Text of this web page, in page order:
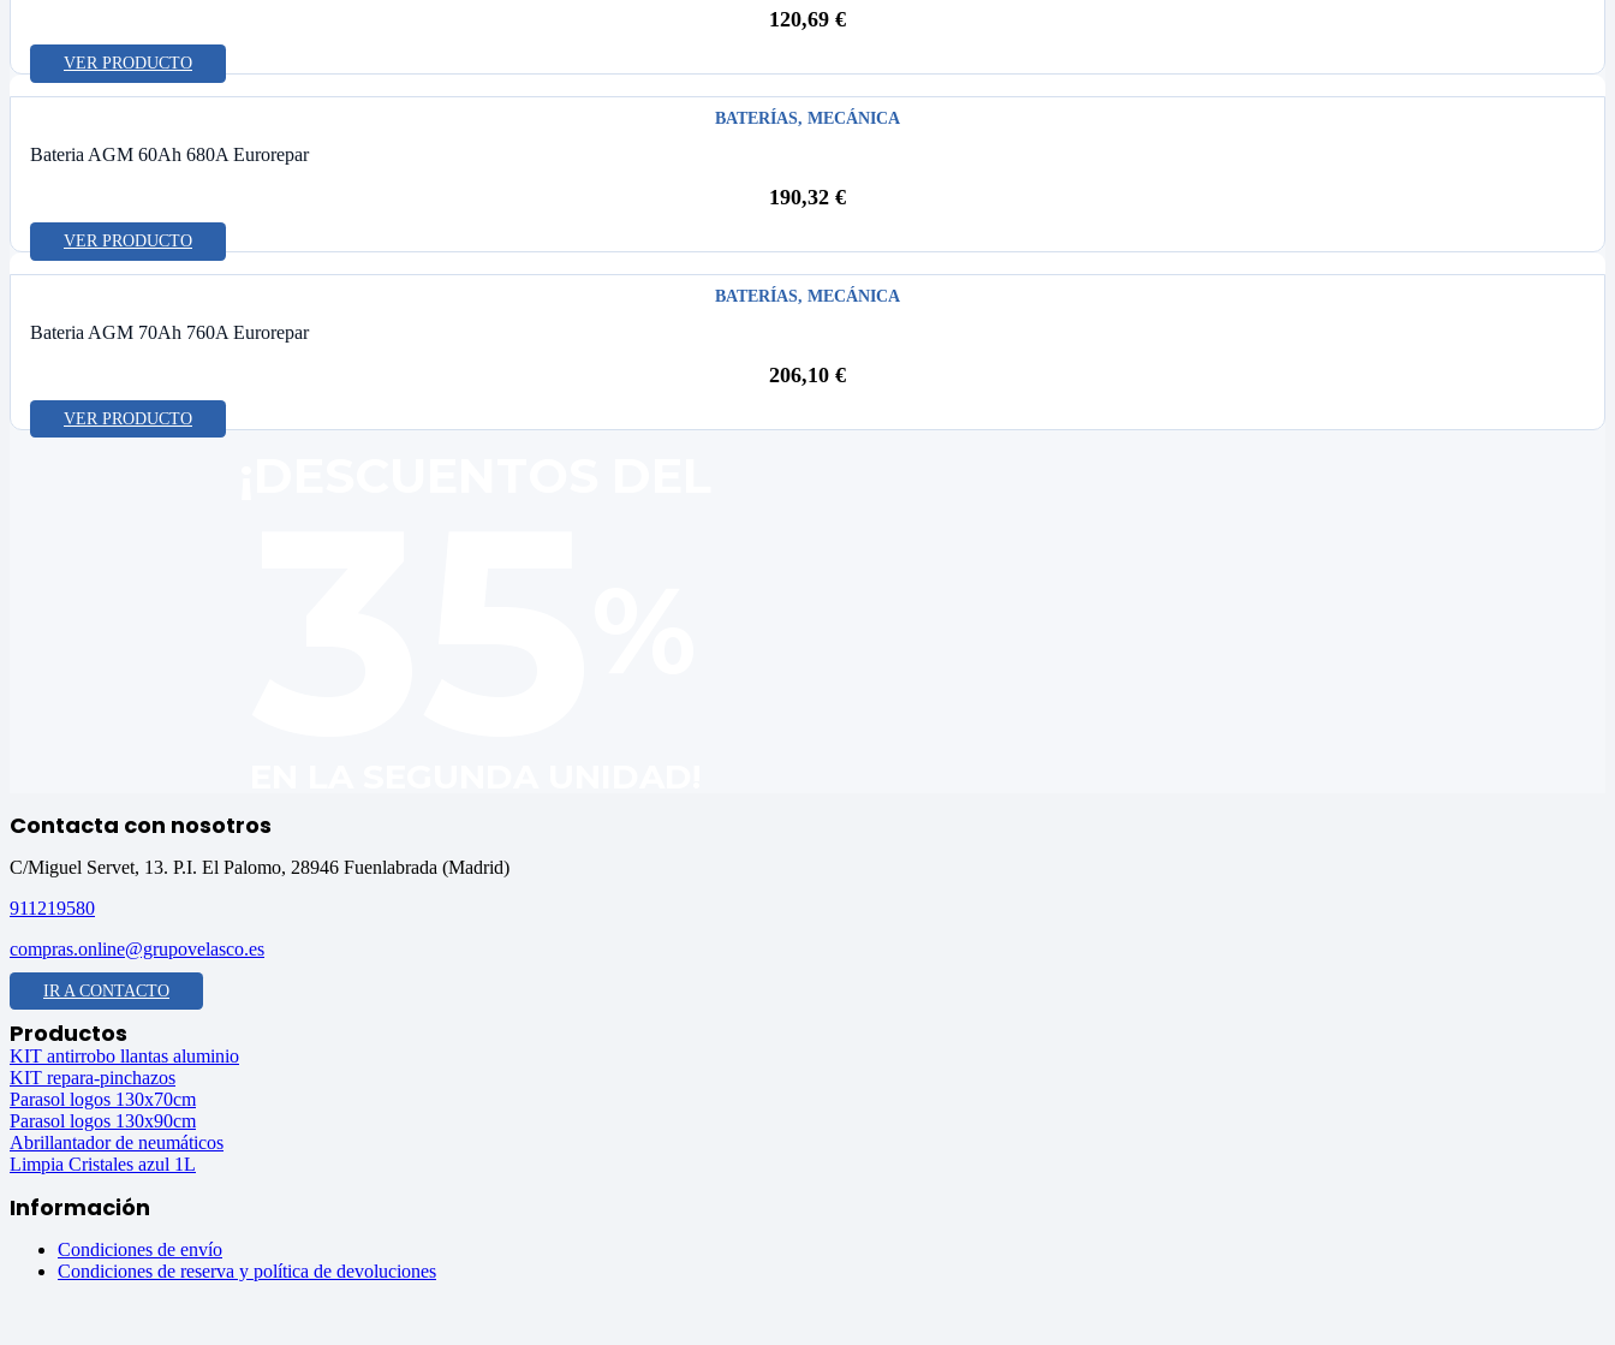
120,69 €
VER PRODUCTO
BATERÍAS, MECÁNICA
Bateria AGM 60Ah 680A Eurorepar
190,32 €
VER PRODUCTO
BATERÍAS, MECÁNICA
Bateria AGM 70Ah 760A Eurorepar
206,10 €
VER PRODUCTO
Contacta con nosotros
C/Miguel Servet, 13. P.I. El Palomo, 28946 Fuenlabrada (Madrid)
911219580
compras.online@grupovelasco.es
IR A CONTACTO
Productos
KIT antirrobo llantas aluminio
KIT repara-pinchazos
Parasol logos 130x70cm
Parasol logos 130x90cm
Abrillantador de neumáticos
Limpia Cristales azul 1L
Información
Condiciones de envío
Condiciones de reserva y política de devoluciones